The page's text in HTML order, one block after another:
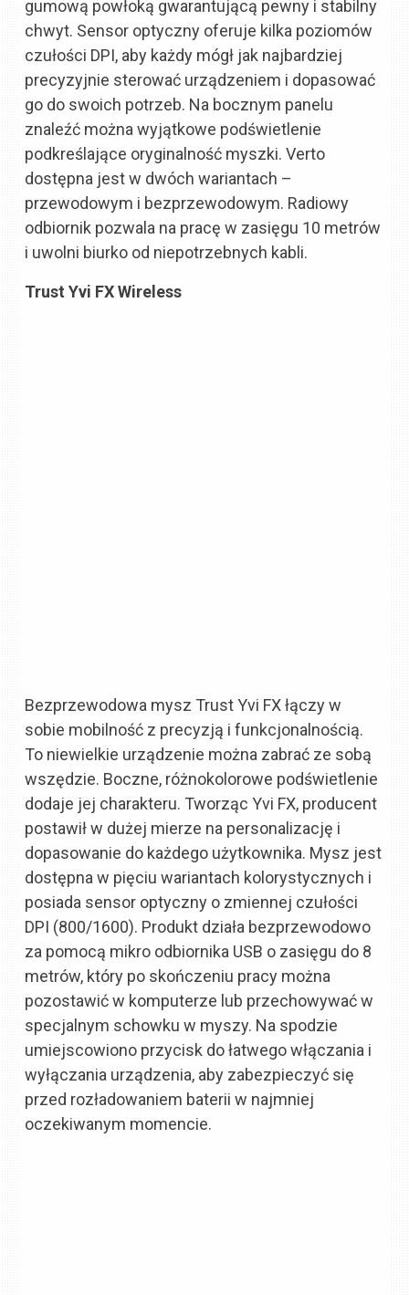
gumową powłoką gwarantującą pewny i stabilny
chwyt. Sensor optyczny oferuje kilka poziomów
czułości DPI, aby każdy mógł jak najbardziej
precyzyjnie sterować urządzeniem i dopasować
go do swoich potrzeb. Na bocznym panelu
znaleźć można wyjątkowe podświetlenie
podkreślające oryginalność myszki. Verto
dostępna jest w dwóch wariantach –
przewodowym i bezprzewodowym. Radiowy
odbiornik pozwala na pracę w zasięgu 10 metrów
i uwolni biurko od niepotrzebnych kabli.
Trust Yvi FX Wireless
Bezprzewodowa mysz Trust Yvi FX łączy w
sobie mobilność z precyzją i funkcjonalnością.
To niewielkie urządzenie można zabrać ze sobą
wszędzie. Boczne, różnokolorowe podświetlenie
dodaje jej charakteru. Tworząc Yvi FX, producent
postawił w dużej mierze na personalizację i
dopasowanie do każdego użytkownika. Mysz jest
dostępna w pięciu wariantach kolorystycznych i
posiada sensor optyczny o zmiennej czułości
DPI (800/1600). Produkt działa bezprzewodowo
za pomocą mikro odbiornika USB o zasięgu do 8
metrów, który po skończeniu pracy można
pozostawić w komputerze lub przechowywać w
specjalnym schowku w myszy. Na spodzie
umiejscowiono przycisk do łatwego włączania i
wyłączania urządzenia, aby zabezpieczyć się
przed rozładowaniem baterii w najmniej
oczekiwanym momencie.